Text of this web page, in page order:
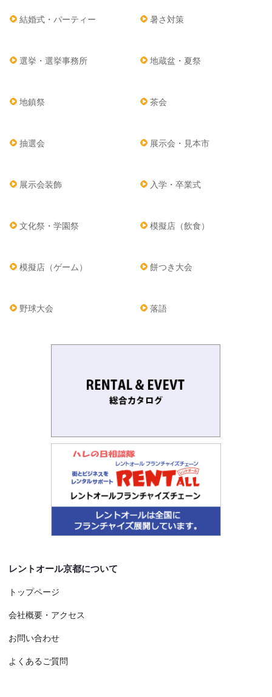
結婚式・パーティー 暑さ対策
選挙・選挙事務所 地蔵盆・夏祭
地鎮祭 茶会
抽選会 展示会・見本市
展示会装飾 入学・卒業式
文化祭・学園祭 模擬店（飲食）
模擬店（ゲーム） 餅つき大会
野球大会 落語
レントオール京都について
トップページ
会社概要・アクセス
お問い合わせ
よくあるご質問